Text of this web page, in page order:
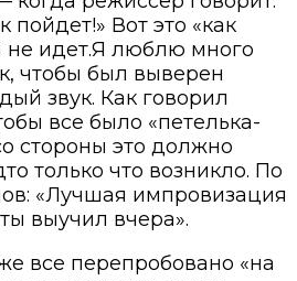
пойдет!» Вот это «как
не идет.Я люблю много
чтобы был выверен
звук. Как говорил
все было «петелька-
стороны это должно
только что возникло. По
«Лучшая импровизация
выучил вчера».
все перепробовано «на